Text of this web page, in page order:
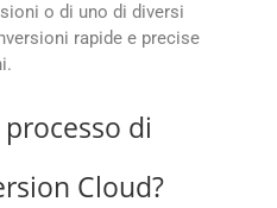
o di uno di diversi
rapide e precise
di
Cloud?